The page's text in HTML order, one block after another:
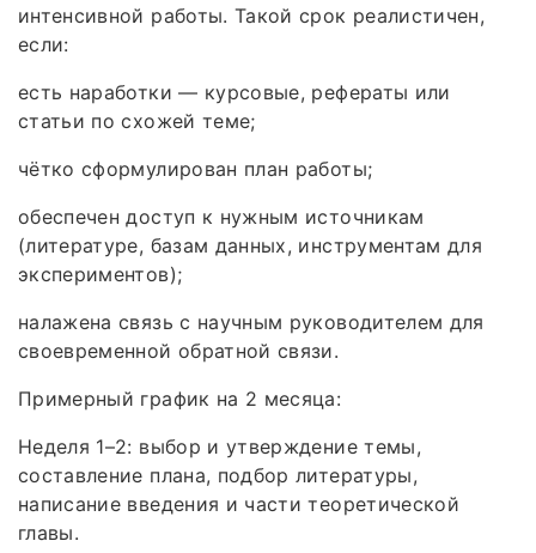
интенсивной работы. Такой срок реалистичен,
если:
есть наработки — курсовые, рефераты или
статьи по схожей теме;
чётко сформулирован план работы;
обеспечен доступ к нужным источникам
(литературе, базам данных, инструментам для
экспериментов);
налажена связь с научным руководителем для
своевременной обратной связи.
Примерный график на 2 месяца:
Неделя 1–2: выбор и утверждение темы,
составление плана, подбор литературы,
написание введения и части теоретической
главы.